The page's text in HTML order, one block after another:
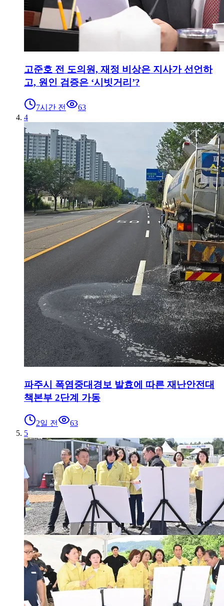
고준호 전 도의원, 재정 비상은 지사가 선언하
고, 원인 검증은 ‘시빗거리’?
7시간 전
63
4
파주시 폭염중대경보 발효에 따른 재난안전대
책본부 2단계 가동
2일 전
63
5